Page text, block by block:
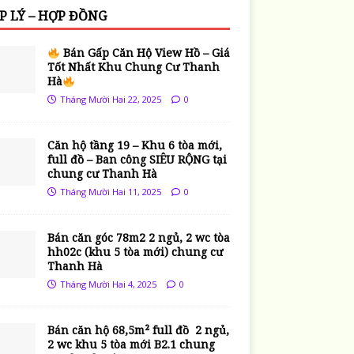
LÝ – HỢP ĐỒNG
Bán Gấp Căn Hộ View Hồ – Giá
Tốt Nhất Khu Chung Cư Thanh
Hà
Tháng Mười Hai 22, 2025 0
Căn hộ tầng 19 – Khu 6 tòa mới,
full đồ – Ban công SIÊU RỘNG tại
chung cư Thanh Hà
Tháng Mười Hai 11, 2025 0
Bán căn góc 78m2 2 ngủ, 2 wc tòa
hh02c (khu 5 tòa mới) chung cư
Thanh Hà
Tháng Mười Hai 4, 2025 0
Bán căn hộ 68,5m² full đồ 2 ngủ,
2 wc khu 5 tòa mới B2.1 chung